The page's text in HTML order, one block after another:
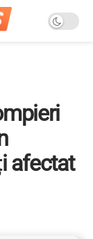
afectat